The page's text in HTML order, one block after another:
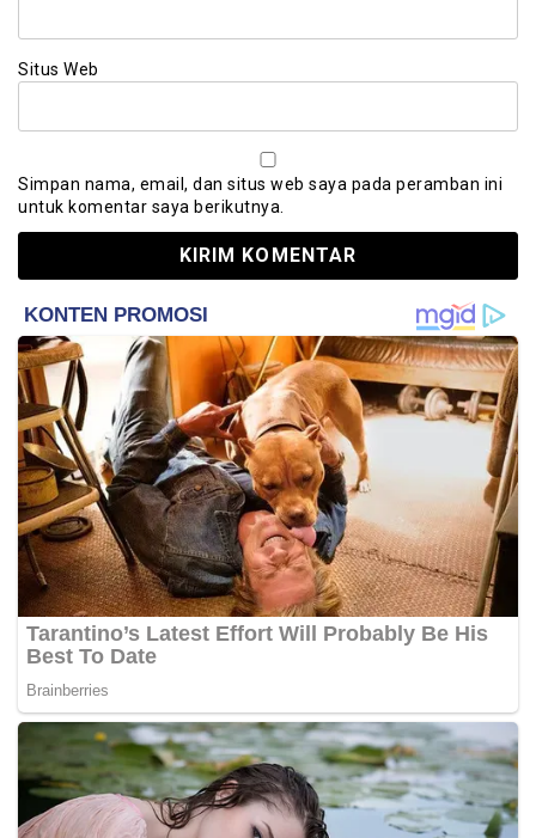
Situs Web
Simpan nama, email, dan situs web saya pada peramban ini
untuk komentar saya berikutnya.